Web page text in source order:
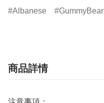
Albanese GummyBear
商品詳情